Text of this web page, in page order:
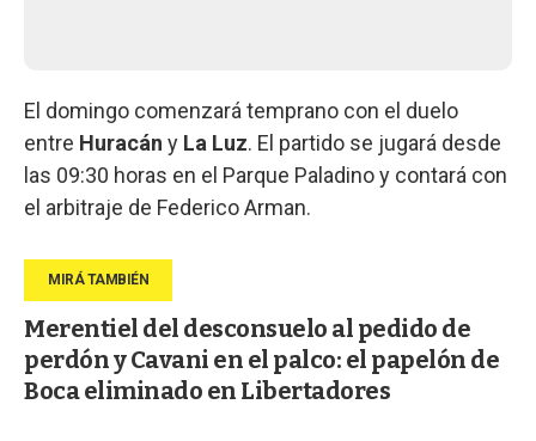
El domingo comenzará temprano con el duelo
entre Huracán y La Luz. El partido se jugará desde
las 09:30 horas en el Parque Paladino y contará con
el arbitraje de Federico Arman.
Merentiel del desconsuelo al pedido de
perdón y Cavani en el palco: el papelón de
Boca eliminado en Libertadores